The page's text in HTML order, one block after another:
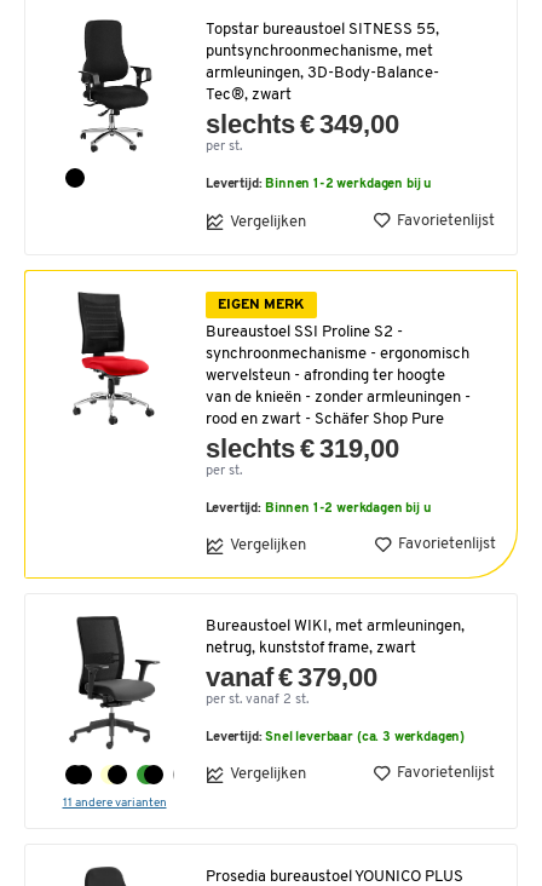
Topstar bureaustoel SITNESS 55,
puntsynchroonmechanisme, met
armleuningen, 3D-Body-Balance-
Tec®, zwart
slechts € 349,00
per st.
Levertijd:Binnen 1-2 werkdagen bij u
Vergelijken Favorietenlijst
EIGEN MERK
Bureaustoel SSI Proline S2 -
synchroonmechanisme - ergonomisch
wervelsteun - afronding ter hoogte
van de knieën - zonder armleuningen -
rood en zwart - Schäfer Shop Pure
slechts € 319,00
per st.
Levertijd: Binnen 1-2 werkdagen bij u
Vergelijken Favorietenlijst
11 andere varianten
Bureaustoel WIKI, met armleuningen,
netrug, kunststof frame, zwart
vanaf € 379,00
per st. vanaf 2 st.
Levertijd:Snel leverbaar (ca. 3 werkdagen)
Vergelijken Favorietenlijst
Prosedia bureaustoel YOUNICO PLUS